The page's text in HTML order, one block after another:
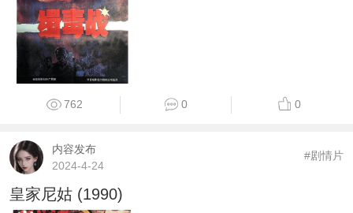
762 0 0
内容发布
2024-4-24
#剧情片
皇家尼姑 (1990)